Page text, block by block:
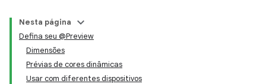
Nesta página
Defina seu @Preview
Dimensões
Prévias de cores dinâmicas
Usar com diferentes dispositivos